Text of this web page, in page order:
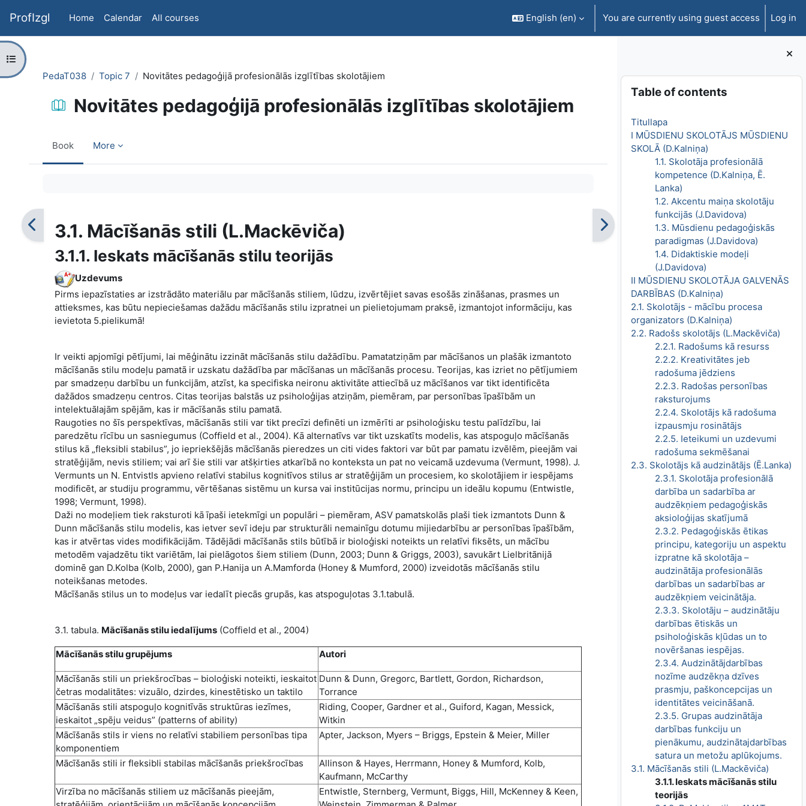
ProfIzgl Home Calendar All courses English ‎(en)‎ You are currently using guest access Log in
Blocks
Skip Table of contents
Table of contents
Titullapa
I MŪSDIENU SKOLOTĀJS MŪSDIENU
SKOLĀ (D.Kalniņa)
1.1. Skolotāja profesionālā
kompetence (D.Kalniņa, Ē.
Lanka)
1.2. Akcentu maiņa skolotāju
funkcijās (J.Davidova)
1.3. Mūsdienu pedagoģiskās
paradigmas (J.Davidova)
1.4. Didaktiskie modeļi
(J.Davidova)
II MŪSDIENU SKOLOTĀJA GALVENĀS
DARBĪBAS (D.Kalniņa)
2.1. Skolotājs - mācību procesa
organizators (D.Kalniņa)
2.2. Radošs skolotājs (L.Mackēviča)
2.2.1. Radošums kā resurss
2.2.2. Kreativitātes jeb
radošuma jēdziens
2.2.3. Radošas personības
raksturojums
2.2.4. Skolotājs kā radošuma
izpausmju rosinātājs
2.2.5. Ieteikumi un uzdevumi
radošuma sekmēšanai
2.3. Skolotājs kā audzinātājs (Ē.Lanka)
2.3.1. Skolotāja profesionālā
darbība un sadarbība ar
audzēkņiem pedagoģiskās
aksioloģijas skatījumā
2.3.2. Pedagoģiskās ētikas
principu, kategoriju un aspektu
izpratne kā skolotāja –
audzinātāja profesionālās
darbības un sadarbības ar
audzēkņiem veicinātāja.
2.3.3. Skolotāju – audzinātāju
darbības ētiskās un
psiholoģiskās kļūdas un to
novēršanas iespējas.
2.3.4. Audzinātājdarbības
nozīme audzēkņa dzīves
prasmju, paškoncepcijas un
identitātes veicināšanā.
2.3.5. Grupas audzinātāja
darbības funkciju un
pienākumu, audzinātajdarbības
satura un metožu aplūkojums.
3.1. Mācīšanās stili (L.Mackēviča)
3.1.1. Ieskats mācīšanās stilu
teorijās
Open course index
PedaT038
Topic 7 Novitātes pedagoģijā profesionālās izglītības skolotājiem
Novitātes pedagoģijā profesionālās izglītības skolotājiem
Book More
3.1. Mācīšanās stili (L.Mackēviča)
3.1.1. Ieskats mācīšanās stilu teorijās
Uzdevums
Pirms iepazīstaties ar izstrādāto materiālu par mācīšanās stiliem, lūdzu, izvērtējiet savas esošās zināšanas, prasmes un
attieksmes, kas būtu nepieciešamas dažādu mācīšanās stilu izpratnei un pielietojumam praksē, izmantojot informāciju, kas
ievietota 5.pielikumā!
Ir veikti apjomīgi pētījumi, lai mēģinātu izzināt mācīšanās stilu dažādību. Pamatatziņām par mācīšanos un plašāk izmantoto
mācīšanās stilu modeļu pamatā ir uzskatu dažādība par mācīšanas un mācīšanās procesu. Teorijas, kas izriet no pētījumiem
par smadzeņu darbību un funkcijām, atzīst, ka specifiska neironu aktivitāte attiecībā uz mācīšanos var tikt identificēta
dažādos smadzeņu centros. Citas teorijas balstās uz psiholoģijas atziņām, piemēram, par personības īpašībām un
intelektuālajām spējām, kas ir mācīšanās stilu pamatā.
Raugoties no šīs perspektīvas, mācīšanās stili var tikt precīzi definēti un izmērīti ar psiholoģisku testu palīdzību, lai
paredzētu rīcību un sasniegumus (Coffield et al., 2004). Kā alternatīvs var tikt uzskatīts modelis, kas atspoguļo mācīšanās
stilus kā „fleksibli stabilus”, jo iepriekšējās mācīšanās pieredzes un citi vides faktori var būt par pamatu izvēlēm, pieejām vai
stratēģijām, nevis stiliem; vai arī šie stili var atšķirties atkarībā no konteksta un pat no veicamā uzdevuma (Vermunt, 1998). J.
Vermunts un N. Entvistls apvieno relatīvi stabilus kognitīvos stilus ar stratēģijām un procesiem, ko skolotājiem ir iespējams
modificēt, ar studiju programmu, vērtēšanas sistēmu un kursa vai institūcijas normu, principu un ideālu kopumu (Entwistle,
1998; Vermunt, 1998).
Daži no modeļiem tiek raksturoti kā īpaši ietekmīgi un populāri – piemēram, ASV pamatskolās plaši tiek izmantots Dunn &
Dunn mācīšanās stilu modelis, kas ietver sevī ideju par strukturāli nemainīgu dotumu mijiedarbību ar personības īpašībām,
kas ir atvērtas vides modifikācijām. Tādējādi mācīšanās stils būtībā ir bioloģiski noteikts un relatīvi fiksēts, un mācību
metodēm vajadzētu tikt variētām, lai pielāgotos šiem stiliem (Dunn, 2003; Dunn & Griggs, 2003), savukārt Lielbritānijā
dominē gan D.Kolba (Kolb, 2000), gan P.Hanija un A.Mamforda (Honey & Mumford, 2000) izveidotās mācīšanās stilu
noteikšanas metodes.
Mācīšanās stilus un to modeļus var iedalīt piecās grupās, kas atspoguļotas 3.1.tabulā.
3.1. tabula. Mācīšanās stilu iedalījums (Coffield et al., 2004)
Mācīšanās stilu grupējums Autori
Mācīšanās stili un priekšrocības – bioloģiski noteikti, ieskaitot
četras modalitātes: vizuālo, dzirdes, kinestētisko un taktilo
Dunn & Dunn, Gregorc, Bartlett, Gordon, Richardson,
Torrance
Mācīšanās stili atspoguļo kognitīvās struktūras iezīmes,
ieskaitot „spēju veidus” (patterns of ability)
Riding, Cooper, Gardner et al., Guiford, Kagan, Messick,
Witkin
Mācīšanās stils ir viens no relatīvi stabiliem personības tipa
komponentiem
Apter, Jackson, Myers – Briggs, Epstein & Meier, Miller
Mācīšanās stili ir fleksibli stabilas mācīšanās priekšrocības
Allinson & Hayes, Herrmann, Honey & Mumford, Kolb,
Kaufmann, McCarthy
Virzība no mācīšanās stiliem uz mācīšanās pieejām,
Entwistle, Sternberg, Vermunt, Biggs, Hill, McKenney & Keen,